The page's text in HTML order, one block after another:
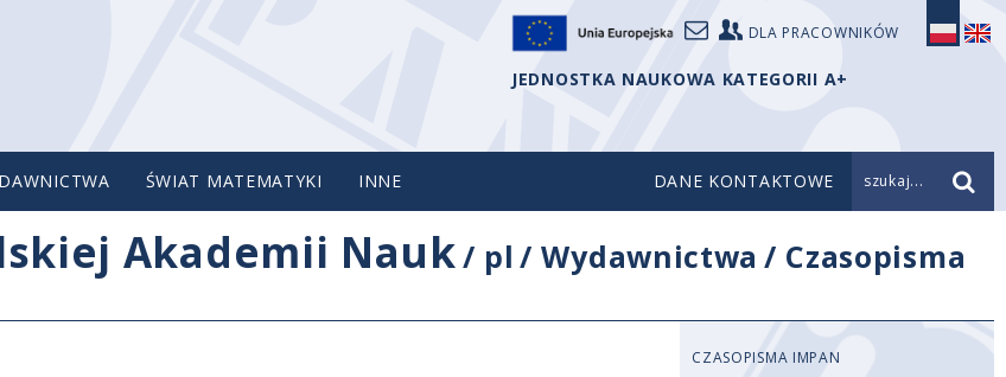
DLA PRACOWNIKÓW
JEDNOSTKA NAUKOWA KATEGORII A+
ŚWIAT MATEMATYKI INNE DANE KONTAKTOWE szukaj...
Akademii Nauk/ pl /Wydawnictwa / Czasopisma
CZASOPISMA IMPAN